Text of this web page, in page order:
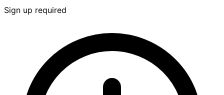
Sign up required